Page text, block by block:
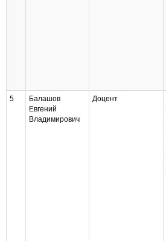
5
Балашов
Евгений
Владимирович
Доцент